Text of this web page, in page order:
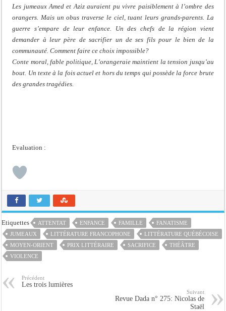
Les jumeaux Amed et Aziz auraient pu vivre paisiblement à l’ombre des
orangers. Mais un obus traverse le ciel, tuant leurs grands-parents. La
guerre s’empare de leur enfance. Un des chefs de la région vient
demander à leur père de sacrifier un de ses fils pour le bien de la
communauté. Comment faire ce choix impossible?
Conte moral, fable politique, L’orangeraie maintient la tension jusqu’au
bout. Un texte à la fois actuel et hors du temps qui possède la force brute
des grandes tragédies.
Evaluation :
Etiquettes ATTENTAT ENFANCE FAMILLE
FANATISME
JUMEAUX
LITTÉRATURE FRANCOPHONE
LITTÉRATURE QUÉBÉCOISE
MOYEN-ORIENT
PRIX LITTÉRAIRE SACRIFICE
THÉÂTRE
VIOLENCE
Précédent
Les trois lumières
Suivant
Revue Dada n° 275: Nicolas de
Staël